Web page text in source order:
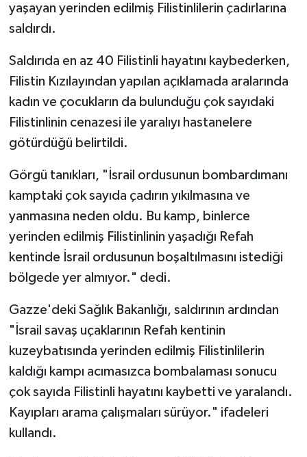
yaşayan yerinden edilmiş Filistinlilerin çadırlarına
saldırdı.
Saldırıda en az 40 Filistinli hayatını kaybederken,
Filistin Kızılayından yapılan açıklamada aralarında
kadın ve çocukların da bulunduğu çok sayıdaki
Filistinlinin cenazesi ile yaralıyı hastanelere
götürdüğü belirtildi.
Görgü tanıkları, "İsrail ordusunun bombardımanı
kamptaki çok sayıda çadırın yıkılmasına ve
yanmasına neden oldu. Bu kamp, binlerce
yerinden edilmiş Filistinlinin yaşadığı Refah
kentinde İsrail ordusunun boşaltılmasını istediği
bölgede yer almıyor." dedi.
Gazze'deki Sağlık Bakanlığı, saldırının ardından
"İsrail savaş uçaklarının Refah kentinin
kuzeybatısında yerinden edilmiş Filistinlilerin
kaldığı kampı acımasızca bombalaması sonucu
çok sayıda Filistinli hayatını kaybetti ve yaralandı.
Kayıpları arama çalışmaları sürüyor." ifadeleri
kullandı.